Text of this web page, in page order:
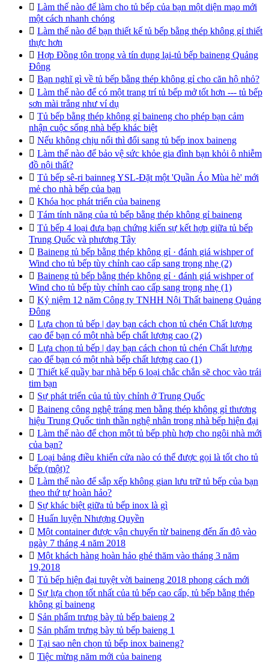
 Làm thế nào để làm cho tủ bếp của bạn một diện mạo mới
một cách nhanh chóng
 Làm thế nào để bạn thiết kế tủ bếp bằng thép không gỉ thiết
thực hơn
 Hợp Đồng tôn trọng và tín dụng lại-tủ bếp baineng Quảng
Đông
 Bạn nghĩ gì về tủ bếp bằng thép không gỉ cho căn hộ nhỏ?
 Làm thế nào để có một trang trí tủ bếp mở tốt hơn --- tủ bếp
sơn mài trắng như ví dụ
 Tủ bếp bằng thép không gỉ baineng cho phép bạn cảm
nhận cuộc sống nhà bếp khác biệt
 Nếu không chịu nổi thì đổi sang tủ bếp inox baineng
 Làm thế nào để bảo vệ sức khỏe gia đình bạn khỏi ô nhiễm
đồ nội thất?
 Tủ bếp sê-ri bainneg YSL-Đặt một 'Quần Áo Mùa hè' mới
mẻ cho nhà bếp của bạn
 Khóa học phát triển của baineng
 Tám tính năng của tủ bếp bằng thép không gỉ baineng
 Tủ bếp 4 loại đưa bạn chứng kiến sự kết hợp giữa tủ bếp
Trung Quốc và phương Tây
 Baineng tủ bếp bằng thép không gỉ · đánh giá wishper of
Wind cho tủ bếp tùy chỉnh cao cấp sang trọng nhẹ (2)
 Baineng tủ bếp bằng thép không gỉ · đánh giá wishper of
Wind cho tủ bếp tùy chỉnh cao cấp sang trọng nhẹ (1)
 Kỷ niệm 12 năm Công ty TNHH Nội Thất baineng Quảng
Đông
 Lựa chọn tủ bếp | dạy bạn cách chọn tủ chén Chất lượng
cao để bạn có một nhà bếp chất lượng cao (2)
 Lựa chọn tủ bếp | dạy bạn cách chọn tủ chén Chất lượng
cao để bạn có một nhà bếp chất lượng cao (1)
 Thiết kế quầy bar nhà bếp 6 loại chắc chắn sẽ chọc vào trái
tim bạn
 Sự phát triển của tủ tùy chỉnh ở Trung Quốc
 Baineng công nghệ tráng men bằng thép không gỉ thương
hiệu Trung Quốc tinh thần nghệ nhân trong nhà bếp hiện đại
 Làm thế nào để chọn một tủ bếp phù hợp cho ngôi nhà mới
của bạn?
 Loại bảng điều khiển cửa nào có thể được gọi là tốt cho tủ
bếp (một)?
 Làm thế nào để sắp xếp không gian lưu trữ tủ bếp của bạn
theo thứ tự hoàn hảo?
 Sự khác biệt giữa tủ bếp inox là gì
 Huấn luyện Nhượng Quyền
 Một container được vận chuyển từ baineng đến ấn độ vào
ngày 7 tháng 4 năm 2018
 Một khách hàng hoàn hảo ghé thăm vào tháng 3 năm
19,2018
 Tủ bếp hiện đại tuyệt vời baineng 2018 phong cách mới
 Sự lựa chọn tốt nhất của tủ bếp cao cấp, tủ bếp bằng thép
không gỉ baineng
 Sản phẩm trưng bày tủ bếp baieng 2
 Sản phẩm trưng bày tủ bếp baieng 1
 Tại sao nên chọn tủ bếp inox baineng?
 Tiệc mừng năm mới của baineng